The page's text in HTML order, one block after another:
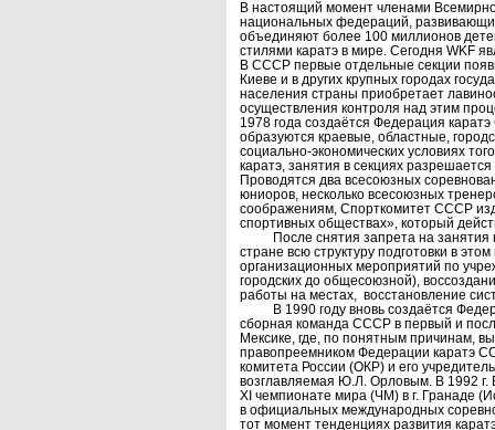
В настоящий момент членами
национальных федераций,
объединяют более 100 миллионов
стилями каратэ в мире. Сегодня WKF
В СССР первые отдельные секции
Киеве и в других крупных городах
населения страны приобретает
осуществления контроля над этим
1978 года создаётся Федерация
образуются краевые, областные,
социально-экономических условиях
каратэ, занятия в секциях
Проводятся два всесоюзных
юниоров, несколько всесоюзных
соображениям, Спорткомитет СССР
спортивных обществах», который
После снятия запрета на занятия
стране всю структуру подготовки в
организационных мероприятий по
городских до общесоюзной),
работы на местах, восстановление
В 1990 году вновь создаётся
сборная команда СССР в первый и
Мексике, где, по понятным причинам,
правопреемником Федерации каратэ
комитета России (ОКР) и его
возглавляемая Ю.Л. Орловым. В 1992 г.
XI чемпионате мира (ЧМ) в г. Гранаде
в официальных международных
тот момент тенденциях развития